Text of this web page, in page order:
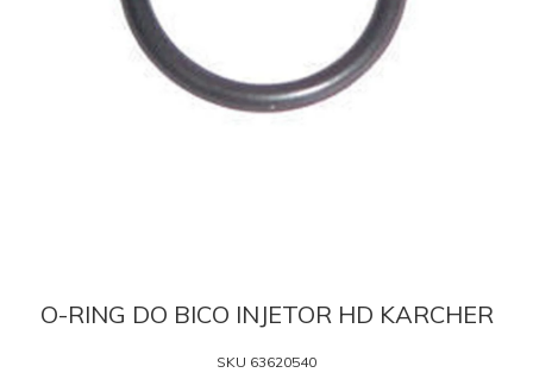
O-RING DO BICO INJETOR HD KARCHER
SKU 63620540